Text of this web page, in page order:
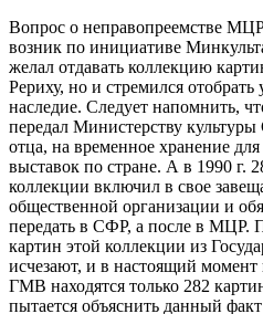
Вопрос о неправопреемстве
возник по инициативе
желал отдавать коллекцию
Рериху, но и стремился
наследие. Следует напомнить,
передал Министерству
отца, на временное хранение
выставок по стране. А в 1990 г.
коллекции включил в свое
общественной организации и
передать в СФР, а после в МЦР.
картин этой коллекции из
исчезают, и в настоящий
ГМВ находятся только 282
пытается объяснить данный